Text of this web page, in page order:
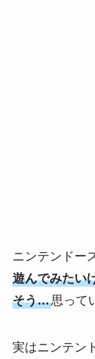
ニンテンドー
遊んでみたい
そう…思って
実はニンテン